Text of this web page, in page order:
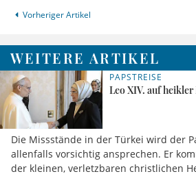
Vorheriger Artikel
WEITERE ARTIKEL
PAPSTREISE
Leo XIV. auf
Die Missstände in der Türkei wird der
allenfalls vorsichtig ansprechen. Er
der kleinen, verletzbaren christlichen